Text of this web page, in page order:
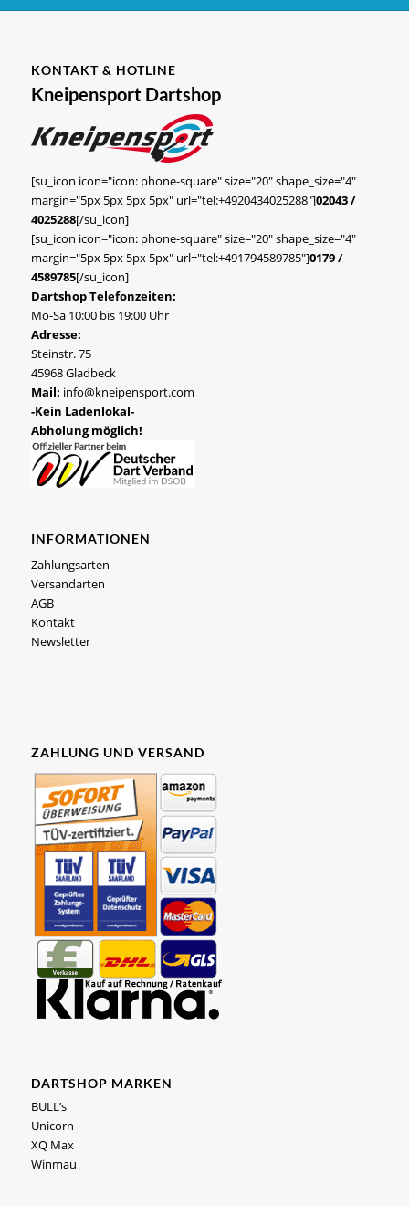
KONTAKT & HOTLINE
Kneipensport Dartshop
[su_icon icon="icon: phone-square" size="20" shape_size="4"
margin="5px 5px 5px 5px" url="tel:+4920434025288"]02043 /
4025288[/su_icon]
[su_icon icon="icon: phone-square" size="20" shape_size="4"
margin="5px 5px 5px 5px" url="tel:+491794589785"]0179 /
4589785[/su_icon]
Dartshop Telefonzeiten:
Mo-Sa 10:00 bis 19:00 Uhr
Adresse:
Steinstr. 75
45968 Gladbeck
Mail: info@kneipensport.com
-Kein Ladenlokal-
Abholung möglich!
INFORMATIONEN
Zahlungsarten
Versandarten
AGB
Kontakt
Newsletter
ZAHLUNG UND VERSAND
DARTSHOP MARKEN
BULL’s
Unicorn
XQ Max
Winmau